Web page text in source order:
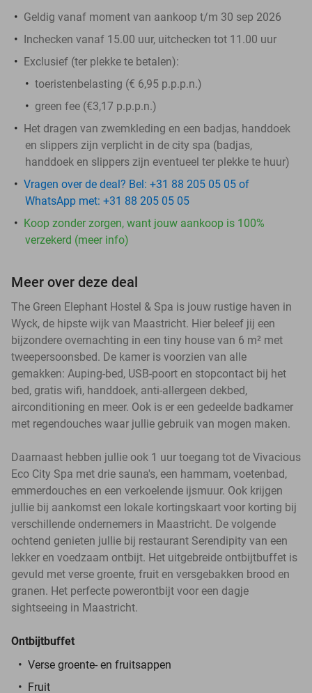
Geldig vanaf moment van aankoop t/m 30 sep 2026
Inchecken vanaf 15.00 uur, uitchecken tot 11.00 uur
Exclusief (ter plekke te betalen):
toeristenbelasting (€ 6,95 p.p.p.n.)
green fee (€3,17 p.p.p.n.)
Het dragen van zwemkleding en een badjas, handdoek
en slippers zijn verplicht in de city spa (badjas,
handdoek en slippers zijn eventueel ter plekke te huur)
Vragen over de deal? Bel: +31 88 205 05 05 of
WhatsApp met: +31 88 205 05 05
Koop zonder zorgen, want jouw aankoop is 100%
verzekerd (meer info)
Meer over deze deal
The Green Elephant Hostel & Spa is jouw rustige haven in
Wyck, de hipste wijk van Maastricht. Hier beleef jij een
bijzondere overnachting in een tiny house van 6 m² met
tweepersoonsbed. De kamer is voorzien van alle
gemakken: Auping-bed, USB-poort en stopcontact bij het
bed, gratis wifi, handdoek, anti-allergeen dekbed,
airconditioning en meer. Ook is er een gedeelde badkamer
met regendouches waar jullie gebruik van mogen maken.
Daarnaast hebben jullie ook 1 uur toegang tot de Vivacious
Eco City Spa met drie sauna's, een hammam, voetenbad,
emmerdouches en een verkoelende ijsmuur. Ook krijgen
jullie bij aankomst een lokale kortingskaart voor korting bij
verschillende ondernemers in Maastricht. De volgende
ochtend genieten jullie bij restaurant Serendipity van een
lekker en voedzaam ontbijt. Het uitgebreide ontbijtbuffet is
gevuld met verse groente, fruit en versgebakken brood en
granen. Het perfecte powerontbijt voor een dagje
sightseeing in Maastricht.
Ontbijtbuffet
Verse groente- en fruitsappen
Fruit